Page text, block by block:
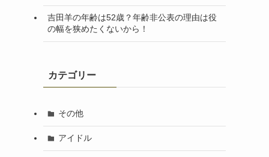
吉田羊の年齢は52歳？年齢非公表の理由は役
の幅を狭めたくないから！
カテゴリー
その他
アイドル